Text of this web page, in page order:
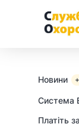
Новини
Cистема
Платіть